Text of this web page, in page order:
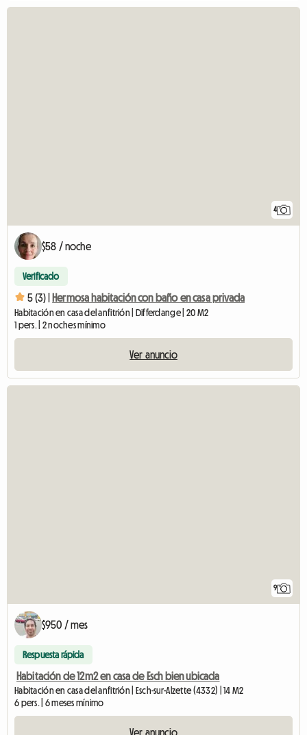
4
$58 / noche
Verificado
5 (3) | Hermosa habitación con baño en casa privada
Habitación en casa del anfitrión | Differdange | 20 M2
1 pers. | 2 noches mínimo
Ver anuncio
9
$950 / mes
Respuesta rápida
Habitación de 12m2 en casa de Esch bien ubicada
Habitación en casa del anfitrión | Esch-sur-Alzette (4332) | 14 M2
6 pers. | 6 meses mínimo
Ver anuncio